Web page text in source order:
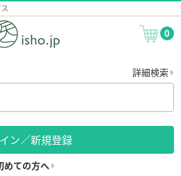
0
詳細検索
ン／新規登録
めての方へ